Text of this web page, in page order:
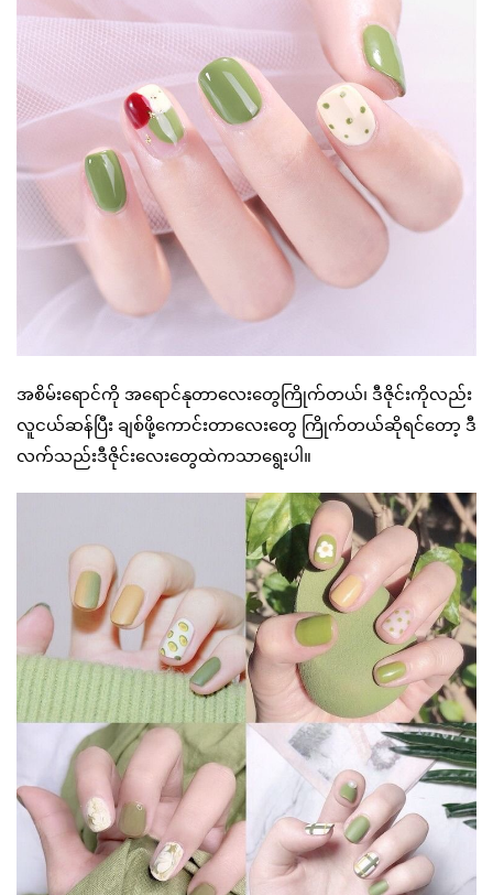
အစိမ်းရောင်ကို အရောင်နုတာလေးတွေကြိုက်တယ်၊ ဒီဇိုင်းကိုလည်း
လူငယ်ဆန်ပြီး ချစ်ဖို့ကောင်းတာလေးတွေ ကြိုက်တယ်ဆိုရင်တော့ ဒီ
လက်သည်းဒီဇိုင်းလေးတွေထဲကသာရွေးပါ။